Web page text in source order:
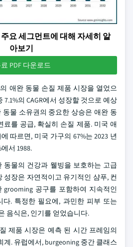
요 세그먼트에 대해 자세히 알
아보기
PDF 다운로드
애완 동물 손질 제품 시장을 열었으
의 CAGR에서 성장할 것으로 예상
물 소유권의 중요한 상승은 애완 동
료를 공급, 확실히 손질 제품. 미국 애
따르면, 미국 가구의 67%는 2023 년
서 1988.
동물의 건강과 웰빙을 보호하는 고급
성장은 자연적이고 유기적인 샴푸, 컨
grooming 공구를 포함하여 지속적인
다. 특정한 필요에, 과민한 피부 또는
음식은, 인기를 얻었습니다.
제품 시장은 예측 된 시간 프레임의
계. 유럽에서, burgeoning 중간 클래스